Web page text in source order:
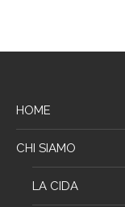
HOME
CHI SIAMO
LA CIDA